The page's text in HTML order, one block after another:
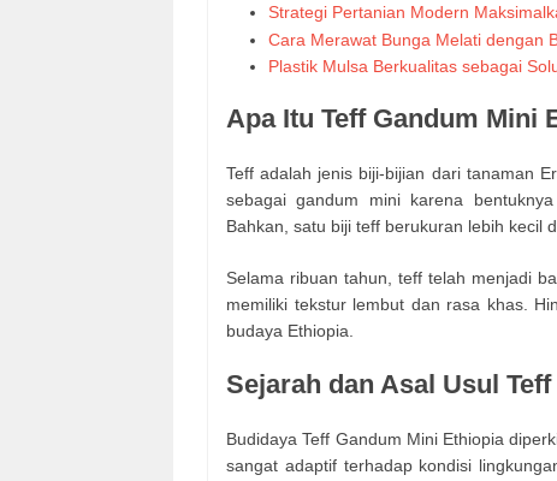
Strategi Pertanian Modern
Cara Merawat Bunga Melati dengan
Plastik Mulsa Berkualitas sebagai
Apa Itu Teff Gandum Mini
Teff adalah jenis biji-bijian dari tanaman
sebagai gandum mini karena
Bahkan, satu biji teff berukuran lebih kecil
Selama ribuan tahun, teff telah menjadi
memiliki tekstur lembut dan rasa khas.
budaya Ethiopia.
Sejarah dan Asal Usul Teff
Budidaya Teff Gandum Mini Ethiopia
sangat adaptif terhadap kondisi